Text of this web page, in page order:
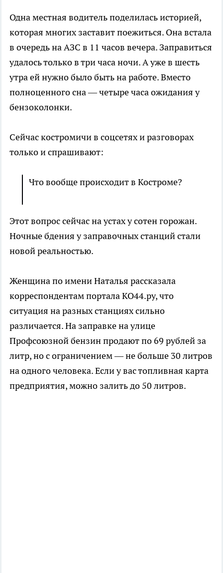
Одна местная водитель поделилась историей,
которая многих заставит поежиться. Она встала
в очередь на АЗС в 11 часов вечера. Заправиться
удалось только в три часа ночи. А уже в шесть
утра ей нужно было быть на работе. Вместо
полноценного сна — четыре часа ожидания у
бензоколонки.
Сейчас костромичи в соцсетях и разговорах
только и спрашивают:
Что вообще происходит в Костроме?
Этот вопрос сейчас на устах у сотен горожан.
Ночные бдения у заправочных станций стали
новой реальностью.
Женщина по имени Наталья рассказала
корреспондентам портала КО44.ру, что
ситуация на разных станциях сильно
различается. На заправке на улице
Профсоюзной бензин продают по 69 рублей за
литр, но с ограничением — не больше 30 литров
на одного человека. Если у вас топливная карта
предприятия, можно залить до 50 литров.